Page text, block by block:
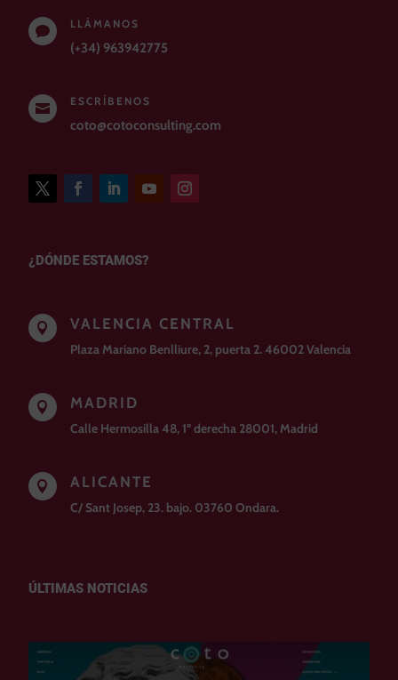

LLÁMANOS
(+34) 963942775

ESCRÍBENOS
coto@cotoconsulting.com
¿DÓNDE ESTAMOS?
 VALENCIA CENTRAL
Plaza Mariano Benlliure, 2, puerta 2. 46002 Valencia
 MADRID
Calle Hermosilla 48, 1º derecha 28001, Madrid
 ALICANTE
C/ Sant Josep, 23. bajo. 03760 Ondara.
ÚLTIMAS NOTICIAS